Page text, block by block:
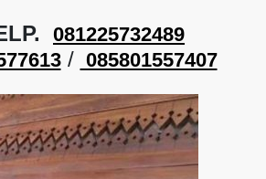
081225732489
/ 085801557407